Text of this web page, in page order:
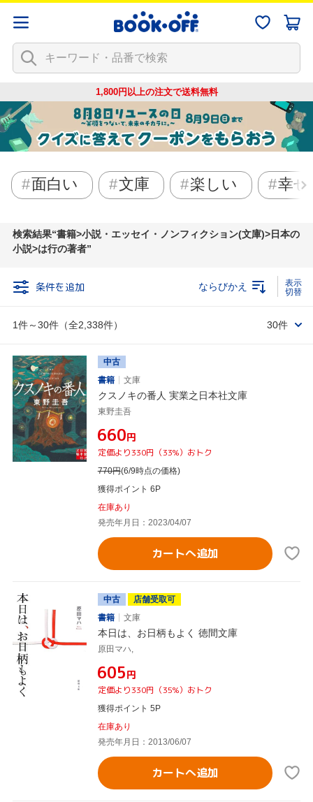
1,800円以上の注文で送料無料
面白い 文庫 楽しい 幸せ
検索結果 書籍>小説・エッセイ・ノンフィクション(文庫)>日本の
小説>は行の著者
条件を追加
1件～30件（全2,338件）
ならびかえ
30件
中古
書籍
文庫
クスノキの番人 実業之日本社文庫
東野圭吾
¥660円
定価より330円（33%）おトク
770円(6/9時点の価格)
獲得ポイント 6P
在庫あり
発売年月日：2023/04/07
カートへ追加
中古
店舗受取可
書籍
文庫
本日は、お日柄もよく 徳間文庫
原田マハ,
¥605円
定価より330円（35%）おトク
獲得ポイント 5P
在庫あり
発売年月日：2013/06/07
カートへ追加